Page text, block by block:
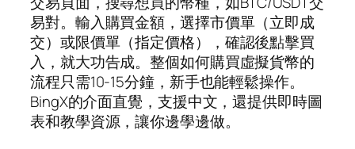
易對。輸入購買金額，選擇市價單（立即成
交）或限價單（指定價格），確認後點擊買
入，就大功告成。整個如何購買虛擬貨幣的
流程只需10-15分鐘，新手也能輕鬆操作。
BingX的介面直覺，支援中文，還提供即時圖
表和教學資源，讓你邊學邊做。